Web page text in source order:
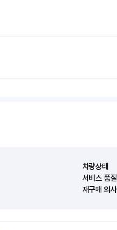
차량상태
서비스 품질
재구매 의사